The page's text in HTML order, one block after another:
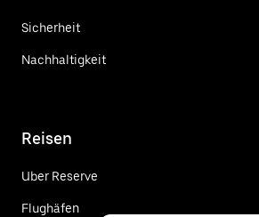
Sicherheit
Nachhaltigkeit
Reisen
Uber Reserve
Flughäfen